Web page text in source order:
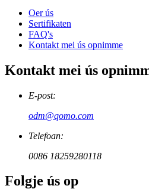
Oer ús
Sertifikaten
FAQ's
Kontakt mei ús opnimme
Kontakt mei ús
E-post:
odm@qomo.com
Telefoan:
0086 18259280118
Folgje ús op